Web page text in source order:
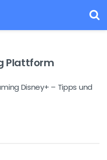
Plattform
Disney+ – Tipps und